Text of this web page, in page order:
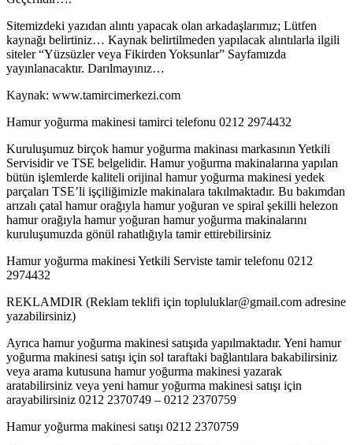
Sitemizdeki yazıdan alıntı yapacak olan arkadaşlarımız; Lütfen
kaynağı belirtiniz… Kaynak belirtilmeden yapılacak alıntılarla ilgili
siteler “Yüzsüzler veya Fikirden Yoksunlar” Sayfamızda
yayınlanacaktır. Darılmayınız…
Kaynak: www.tamircimerkezi.com
Hamur yoğurma makinesi tamirci telefonu 0212 2974432
Kuruluşumuz birçok hamur yoğurma makinası markasının Yetkili
Servisidir ve TSE belgelidir. Hamur yoğurma makinalarına yapılan
bütün işlemlerde kaliteli orijinal hamur yoğurma makinesi yedek
parçaları TSE’li işçiliğimizle makinalara takılmaktadır. Bu bakımdan
arızalı çatal hamur orağıyla hamur yoğuran ve spiral şekilli helezon
hamur orağıyla hamur yoğuran hamur yoğurma makinalarını
kuruluşumuzda gönül rahatlığıyla tamir ettirebilirsiniz
Hamur yoğurma makinesi Yetkili Serviste tamir telefonu 0212
2974432
REKLAMDIR (Reklam teklifi için topluluklar@gmail.com adresine
yazabilirsiniz)
Ayrıca hamur yoğurma makinesi satışıda yapılmaktadır. Yeni hamur
yoğurma makinesi satışı için sol taraftaki bağlantılara bakabilirsiniz
veya arama kutusuna hamur yoğurma makinesi yazarak
aratabilirsiniz veya yeni hamur yoğurma makinesi satışı için
arayabilirsiniz 0212 2370749 – 0212 2370759
Hamur yoğurma makinesi satışı 0212 2370759